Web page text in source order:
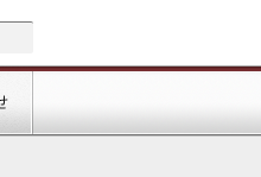
お問い合わせ